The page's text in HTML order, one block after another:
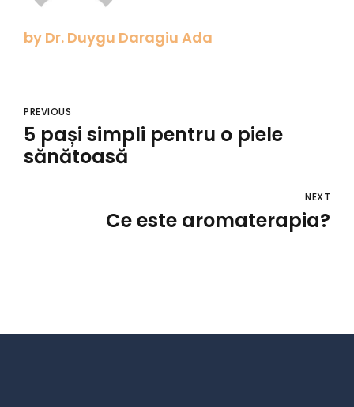
by Dr. Duygu Daragiu Ada
PREVIOUS
5 pași simpli pentru o piele
sănătoasă
NEXT
Ce este aromaterapia?